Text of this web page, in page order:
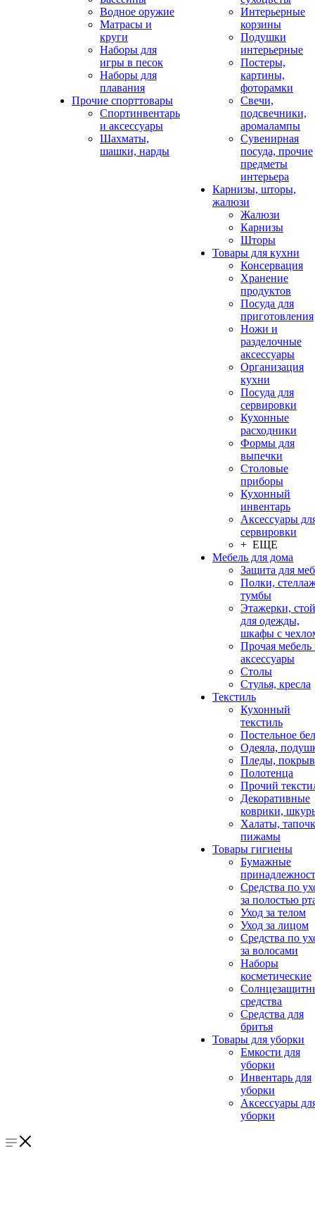
Водное оружие
Матрасы и
круги
Наборы для
игры в песок
Наборы для
плавания
Прочие спорттовары
Спортинвентарь
и аксессуары
Шахматы,
шашки, нарды
Интерьерные
корзины
Подушки
интерьерные
Постеры,
картины,
фоторамки
Свечи,
подсвечники,
аромалампы
Сувенирная
посуда, прочие
предметы
интерьера
Карнизы, шторы,
жалюзи
Жалюзи
Карнизы
Шторы
Товары для кухни
Консервация
Хранение
продуктов
Посуда для
приготовления
Ножи и
разделочные
аксессуары
Организация
кухни
Посуда для
сервировки
Кухонные
расходники
Формы для
выпечки
Столовые
приборы
Кухонный
инвентарь
Аксессуары
сервировки
+ ЕЩЕ
Мебель для дома
Защита для
Полки,
тумбы
Этажерки,
для одежды,
шкафы с
Прочая мебель
аксессуары
Столы
Стулья, кресла
Текстиль
Кухонный
текстиль
Постельное
Одеяла,
Пледы,
Полотенца
Прочий
Декоративные
коврики,
Халаты,
пижамы
Товары гигиены
Бумажные
Средства по
за полостью
Уход за телом
Уход за лицом
Средства по
за волосами
Наборы
косметические
средства
Средства для
бритья
Товары для уборки
Емкости для
уборки
Инвентарь для
уборки
Аксессуары
уборки